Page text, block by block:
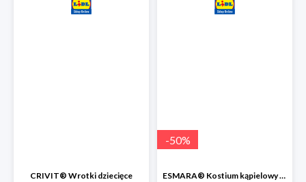
CRIVIT® Wrotki dziecięce
-50%
ESMARA® Kostium kąpielowy ciążowy lub tankini ciążowe -50%